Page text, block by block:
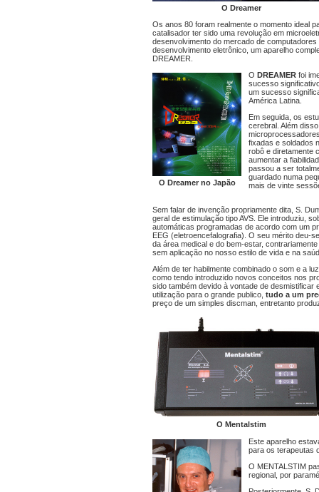
O Dreamer
Os anos 80 foram realmente o momento ideal
catalisador ter sido uma revolução em
desenvolvimento do mercado de
desenvolvimento eletrônico, um aparelho
DREAMER.
O Dreamer no Japão
O DREAMER foi
sucesso
um sucesso
América Latina.
Em seguida, os
cerebral. Além
fixadas e soldados
robô e diretamente
aumentar a
passou a ser
guardado numa
mais de vinte
Sem falar de invenção propriamente dita, S.
geral de estimulação tipo AVS. Ele introduziu,
automáticas programadas de acordo com um
EEG (eletroencefalografia). O seu mérito deu-
da área medical e do bem-estar,
sem aplicação no nosso estilo de vida e na
Além de ter habilmente combinado o som e a
como tendo introduzido novos conceitos nos
sido também devido à vontade de desmistificar
utilização para o grande publico, tudo a um
preço de um simples discman, entretanto
O Mentalstim
Este aparelho
para os terapeutas
O MENTALSTIM
regional, por